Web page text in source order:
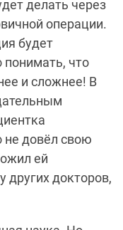
делать через
операции.
будет
понимать, что
и сложнее! В
не довёл свою
ей
других докторов,